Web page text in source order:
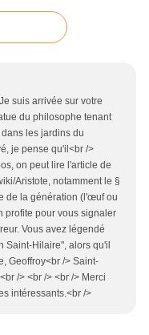
suis arrivée sur votre
du philosophe tenant
les jardins du
je pense qu'il<br />
on peut lire l'article de
Aristote, notamment le §
de la génération (l'œuf ou
profite pour vous signaler
Vous avez légendé
Saint-Hilaire", alors qu'il
Geoffroy<br /> Saint-
/> <br /> <br /> Merci
intéressants.<br />